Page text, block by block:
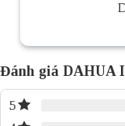
Đánh giá DAHUA
5